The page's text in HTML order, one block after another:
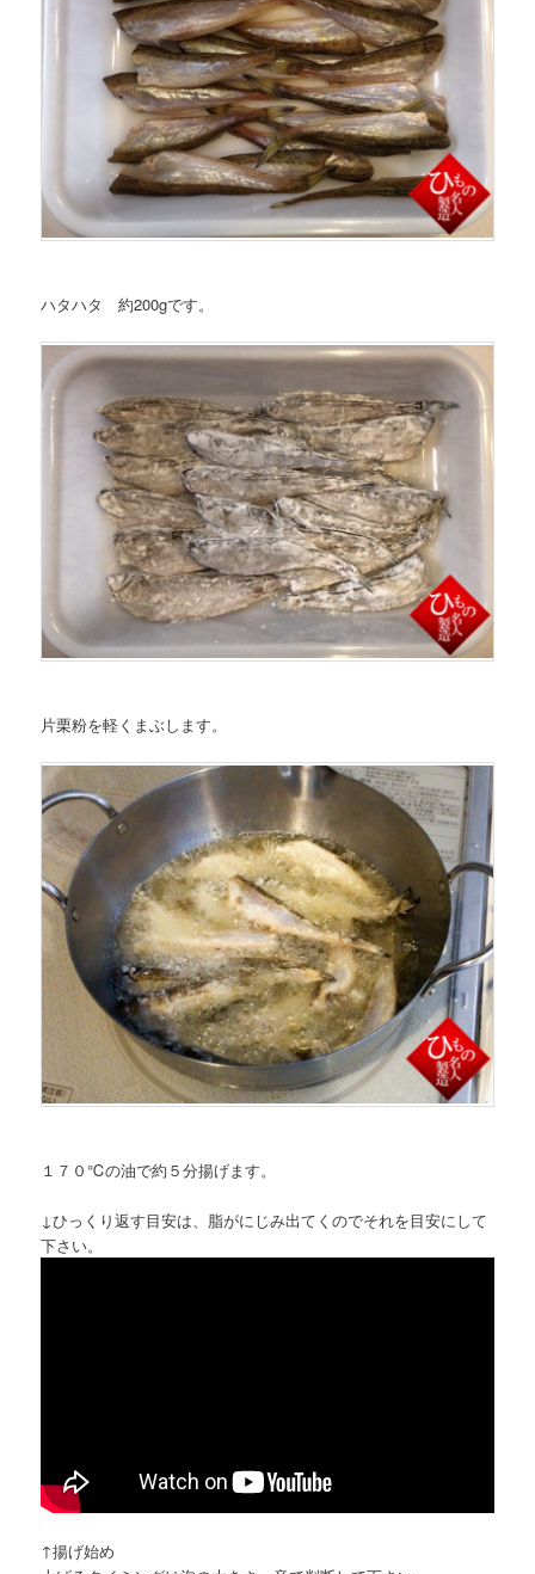
ハタハタ 約200gです。
片栗粉を軽くまぶします。
１７０℃の油で約５分揚げます。
↓ひっくり返す目安は、脂がにじみ出てくのでそれを目安にして
下さい。
↑揚げ始め